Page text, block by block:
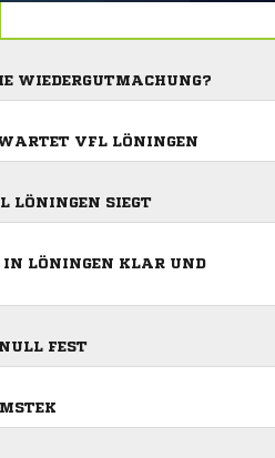
WIEDERGUTMACHUNG?
VFL LÖNINGEN
LÖNINGEN SIEGT
IN LÖNINGEN KLAR UND
FEST